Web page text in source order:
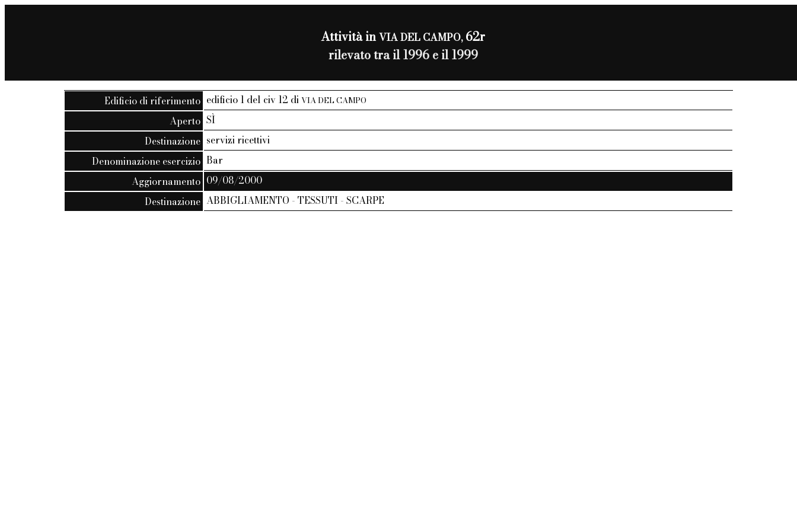
Attività inVIA DEL CAMPO,62r
rilevato tra il 1996 e il 1999
Edificio di riferimento edificio 1 del civ 12 diVIA DEL CAMPO
Aperto SÌ
Destinazione servizi ricettivi
Denominazione esercizio Bar
Aggiornamento 09/08/2000
Destinazione ABBIGLIAMENTO - TESSUTI - SCARPE